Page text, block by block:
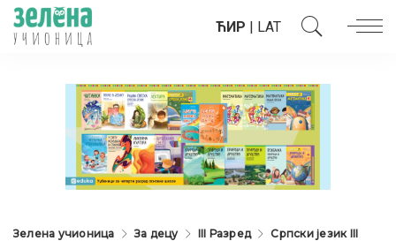
ЋИР | LAT
Зелена учионица За децу III Разред Српски језик III